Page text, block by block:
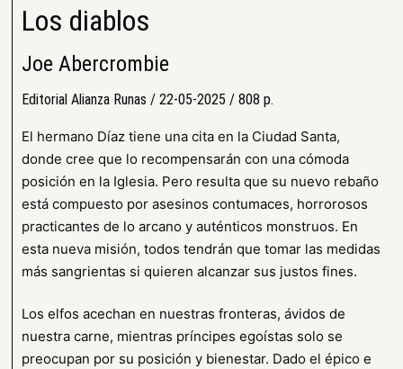
Los diablos
Joe Abercrombie
Editorial Alianza Runas / 22-05-2025 / 808 p.
El hermano Díaz tiene una cita en la Ciudad Santa,
donde cree que lo recompensarán con una cómoda
posición en la Iglesia. Pero resulta que su nuevo rebaño
está compuesto por asesinos contumaces, horrorosos
practicantes de lo arcano y auténticos monstruos. En
esta nueva misión, todos tendrán que tomar las medidas
más sangrientas si quieren alcanzar sus justos fines.
Los elfos acechan en nuestras fronteras, ávidos de
nuestra carne, mientras príncipes egoístas solo se
preocupan por su posición y bienestar. Dado el épico e